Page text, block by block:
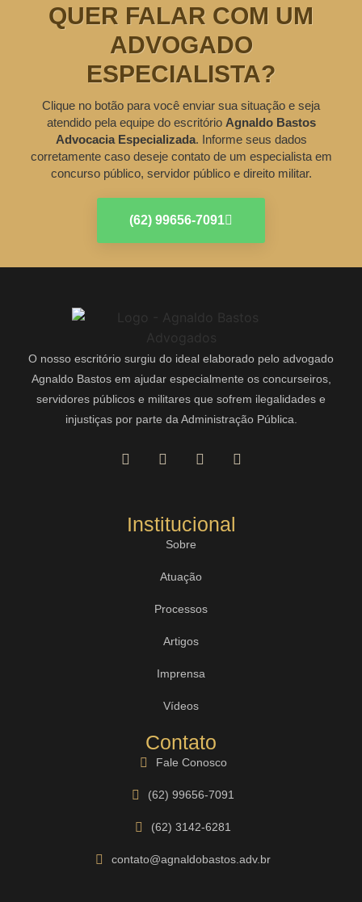
QUER FALAR COM UM
ADVOGADO
ESPECIALISTA?
Clique no botão para você enviar sua situação e seja
atendido pela equipe do escritório Agnaldo Bastos
Advocacia Especializada. Informe seus dados
corretamente caso deseje contato de um especialista em
concurso público, servidor público e direito militar.
(62) 99656-7091
O nosso escritório surgiu do ideal elaborado pelo advogado
Agnaldo Bastos em ajudar especialmente os concurseiros,
servidores públicos e militares que sofrem ilegalidades e
injustiças por parte da Administração Pública.
Institucional
Sobre
Atuação
Processos
Artigos
Imprensa
Vídeos
Contato
Fale Conosco
(62) 99656-7091
(62) 3142-6281
contato@agnaldobastos.adv.br